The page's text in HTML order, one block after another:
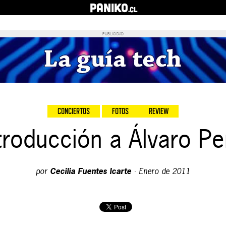
PANIKO.cl
PUBLICIDAD
CONCIERTOS FOTOS REVIEW
a Álvaro
por Cecilia Fuentes Icarte · Enero de 2011